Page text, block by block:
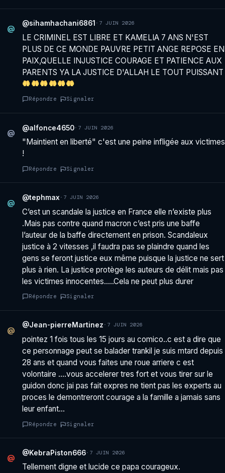
@
@sihamhachani6861 · 7 JUIN 2026
LE CRIMINEL EST LIBRE ET KAMELIA 7 ANS N'EST
PLUS DE CE MONDE PAUVRE PETIT ANGE REPOSE EN
PAIX,QUELLE INJUSTICE COURAGE ET PATIENCE AUX
PARENTS YA LA JUSTICE D'ALLAH LE TOUT PUISSANT
Répondre Signaler
@
@alfonce4650· 7 JUIN 2026
"Maintient en liberté" c'est une peine infligée aux victimes
!
Répondre Signaler
@
@tephmax · 7 JUIN 2026
C’est un scandale la justice en France elle n’existe plus
.Mais pas contre quand macron c’est pris une baffe
l’auteur de la baffe directement en prison. Scandaleux
justice à 2 vitesses ,il faudra pas se plaindre quand les
gens se feront justice eux même puisque la justice ne sert
plus à rien. La justice protège les auteurs de délit mais pas
les victimes innocentes…..Cela ne peut plus durer
Répondre Signaler
@
@Jean-pierreMartinez · 7 JUIN 2026
pointez 1 fois tous les 15 jours au comico..c est a dire que
ce personnage peut se balader trankil je suis mtard depuis
28 ans et quand vous faites une roue arriere c est
volontaire ….vous accelerer tres fort et vous tirer sur le
guidon donc jai pas fait expres ne tient pas les experts au
proces le demontreront courage a la famille a jamais sans
leur enfant…
Répondre Signaler
@
@KebraPiston666· 7 JUIN 2026
Tellement digne et lucide ce papa courageux.